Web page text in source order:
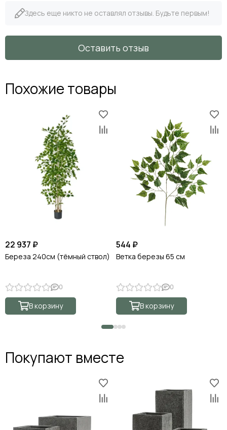
Здесь еще никто не оставлял отзывы. Будьте первым!
Оставить отзыв
Похожие товары
22 937 ₽
Береза 240см (тёмный ствол)
0
В корзину
544 ₽
Ветка березы 65 см
0
В корзину
Покупают вместе